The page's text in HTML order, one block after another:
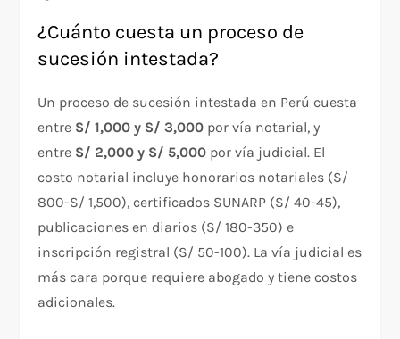
¿Cuánto cuesta un proceso de
sucesión intestada?
Un proceso de sucesión intestada en Perú cuesta
entre S/ 1,000 y S/ 3,000 por vía notarial, y
entre S/ 2,000 y S/ 5,000 por vía judicial. El
costo notarial incluye honorarios notariales (S/
800-S/ 1,500), certificados SUNARP (S/ 40-45),
publicaciones en diarios (S/ 180-350) e
inscripción registral (S/ 50-100). La vía judicial es
más cara porque requiere abogado y tiene costos
adicionales.